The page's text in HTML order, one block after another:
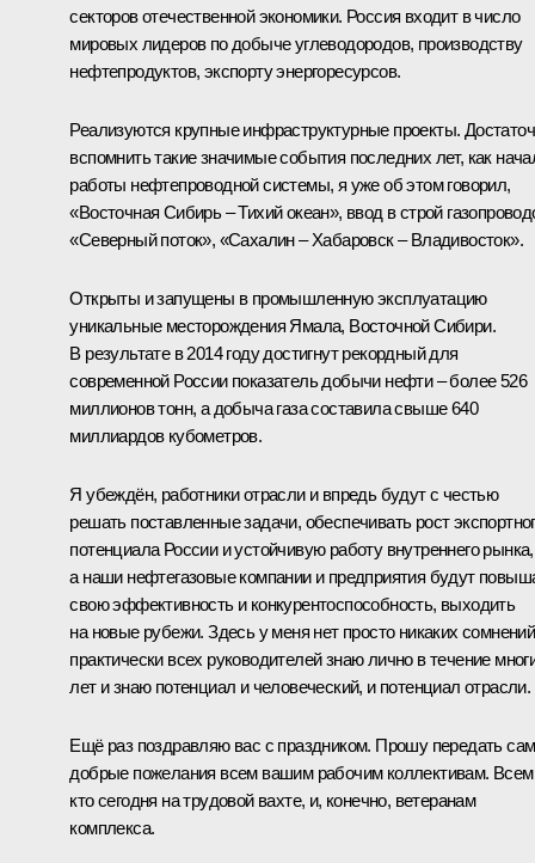
секторов отечественной экономики. Россия входит в число
мировых лидеров по добыче углеводородов, производству
нефтепродуктов, экспорту энергоресурсов.
Реализуются крупные инфраструктурные проекты.
вспомнить такие значимые события последних лет, как
работы нефтепроводной системы, я уже об этом говорил,
«Восточная Сибирь – Тихий океан», ввод в строй
«Северный поток», «Сахалин – Хабаровск – Владивосток».
Открыты и запущены в промышленную эксплуатацию
уникальные месторождения Ямала, Восточной Сибири.
В результате в 2014 году достигнут рекордный для
современной России показатель добычи нефти – более 526
миллионов тонн, а добыча газа составила свыше 640
миллиардов кубометров.
Я убеждён, работники отрасли и впредь будут с честью
решать поставленные задачи, обеспечивать рост
потенциала России и устойчивую работу внутреннего рынка,
а наши нефтегазовые компании и предприятия будут
свою эффективность и конкурентоспо­собность, выходить
на новые рубежи. Здесь у меня нет просто никаких
практически всех руководителей знаю лично в течение
лет и знаю потенциал и человеческий, и потенциал отрасли.
Ещё раз поздравляю вас с праздником. Прошу передать
добрые пожелания всем вашим рабочим коллективам.
кто сегодня на трудовой вахте, и, конечно, ветеранам
комплекса.